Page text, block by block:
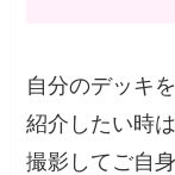
自分のデッキ
紹介したい時
撮影してご自